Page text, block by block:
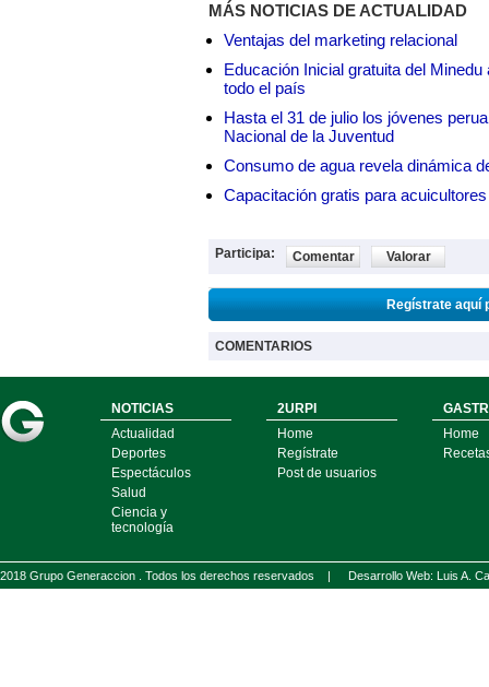
MÁS NOTICIAS DE ACTUALIDAD
Ventajas del marketing relacional
Educación Inicial gratuita del
todo el país
Hasta el 31 de julio los jóvenes
Nacional de la Juventud
Consumo de agua revela dinámica
Capacitación gratis para
Participa: Comentar Valorar
Regístrate aquí
COMENTARIOS
NOTICIAS
Actualidad
Deportes
Espectáculos
Salud
Ciencia y
tecnología
2URPI
Home
Regístrate
Post de usuarios
Home
2018 Grupo Generaccion . Todos los derechos reservados | Desarrollo Web: Luis